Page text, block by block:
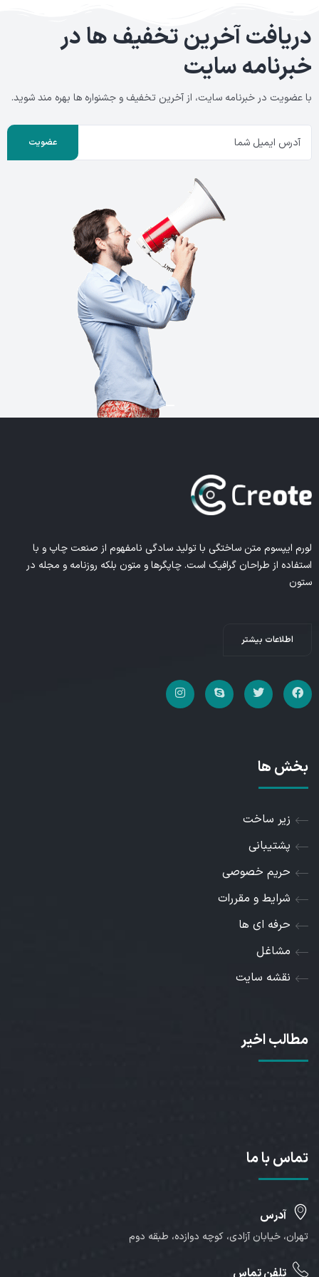
دریافت آخرین تخفیف هادر
خبرنامه سایت
با عضویت در خبرنامه سایت، از آخرین تخفیف و جشنواره ها بهره مند شوید.
لورم ایپسوم متن ساختگی با تولید سادگی نامفهوم از صنعت چاپ و با
استفاده از طراحان گرافیک است. چاپگرها و متون بلکه روزنامه و مجله در
ستون
اطلاعات بیشتر
بخش ها
زیر ساخت
پشتیبانی
حریم خصوصی
شرایط و مقررات
حرفه ای ها
مشاغل
نقشه سایت
مطالب اخیر
تماس با ما
آدرس
تهران، خیابان آزادی، کوچه دوازده، طبقه دوم
تلفن تماس